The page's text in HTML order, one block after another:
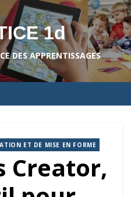
1d
DES APPRENTISSAGES
ET DE MISE EN FORME
Creator,